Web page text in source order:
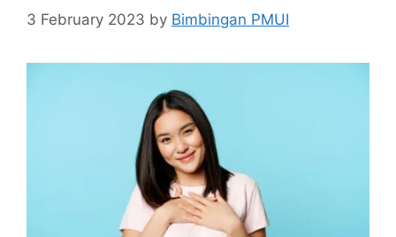
3 February 2023 by Bimbingan PMUI